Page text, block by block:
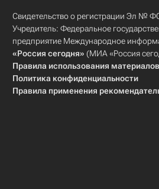
Свидетельство о регистрации Эл №
Учредитель: Федеральное
предприятие Международное
«Россия сегодня» (МИА «Россия
Правила использования материалов
Политика конфиденциальности
Правила применения